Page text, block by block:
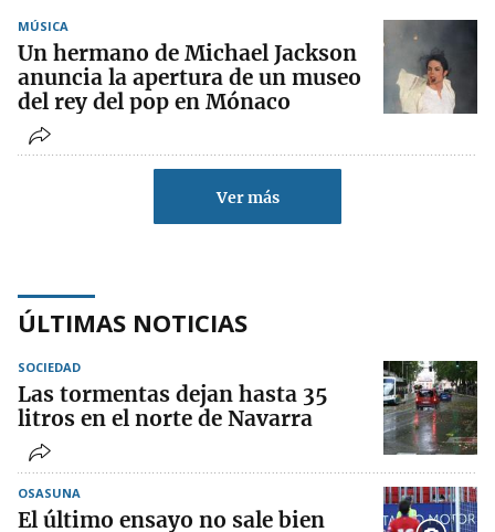
MÚSICA
Un hermano de Michael Jackson
anuncia la apertura de un museo
del rey del pop en Mónaco
Ver más
ÚLTIMAS NOTICIAS
SOCIEDAD
Las tormentas dejan hasta 35
litros en el norte de Navarra
OSASUNA
El último ensayo no sale bien